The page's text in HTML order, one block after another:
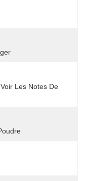
Les Notes De